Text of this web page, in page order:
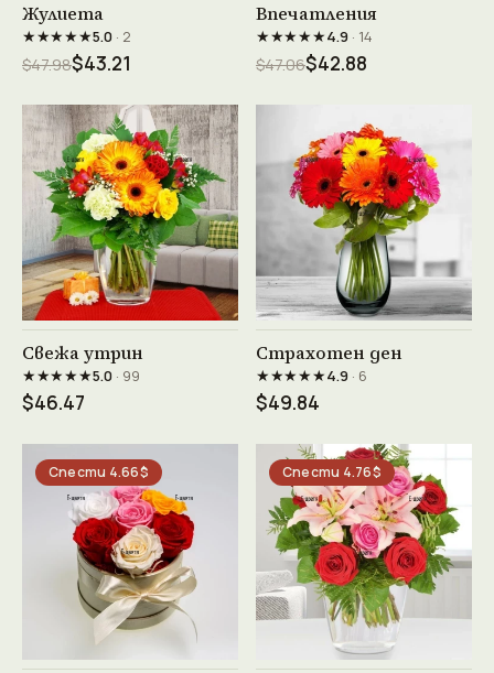
Виж продукта →
Жулиета
★★★★★5.0· 2
$47.98$43.21
Виж продукта →
Впечатления
★★★★★4.9· 14
$47.06$42.88
Виж продукта →
Свежа утрин
★★★★★5.0· 99
$46.47
Виж продукта →
Страхотен ден
★★★★★4.9· 6
$49.84
Спести 4.66$ Спести 4.76$